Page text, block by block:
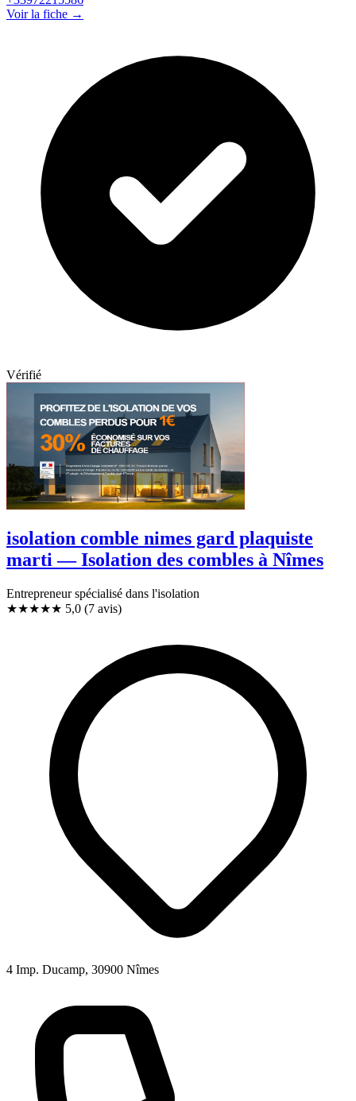
Voir la fiche →
Vérifié
isolation comble nimes gard plaquiste
marti — Isolation des combles à Nîmes
Entrepreneur spécialisé dans l'isolation
★★★★★ 5,0 (7 avis)
4 Imp. Ducamp, 30900 Nîmes